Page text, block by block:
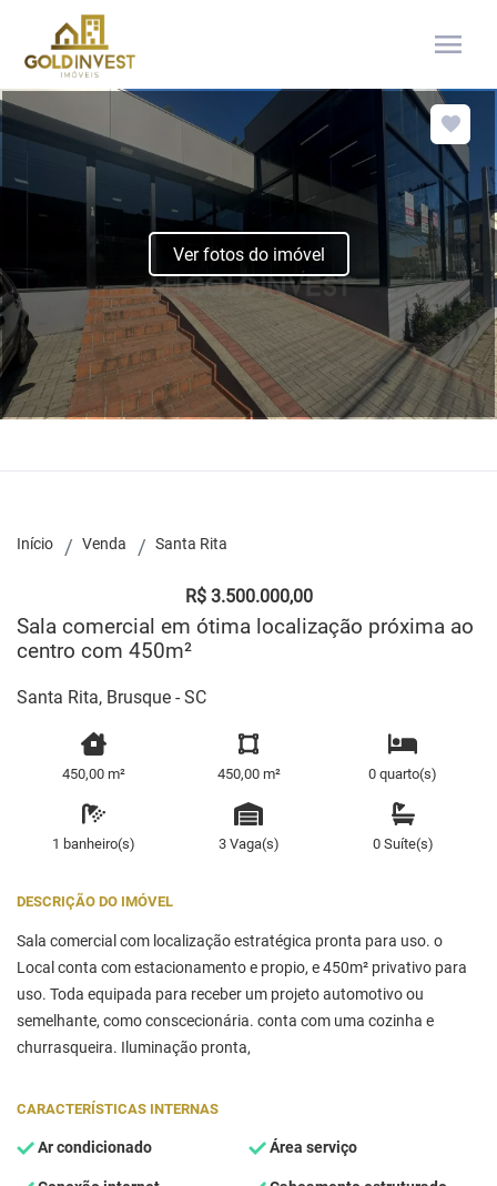
menu
Ver fotos do imóvel
Início Venda Santa Rita
R$ 3.500.000,00
Sala comercial em ótima localização próxima ao
centro com 450m²
Santa Rita, Brusque - SC
450,00 m² 450,00 m² 0 quarto(s)
1 banheiro(s) 3 Vaga(s) 0 Suíte(s)
DESCRIÇÃO DO IMÓVEL
Sala comercial com localização estratégica pronta para uso. o
Local conta com estacionamento e propio, e 450m² privativo para
uso. Toda equipada para receber um projeto automotivo ou
semelhante, como conscecionária. conta com uma cozinha e
churrasqueira. Iluminação pronta,
CARACTERÍSTICAS INTERNAS
Ar condicionado Área serviço